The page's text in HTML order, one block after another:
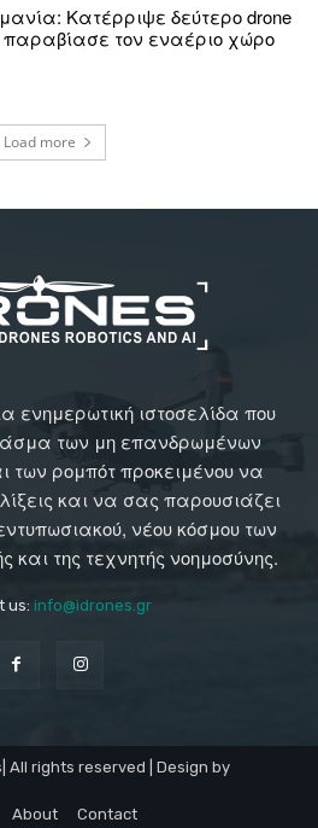
Κατέρριψε δεύτερο drone
παραβίασε τον εναέριο χώρο
Load more
ενημερωτική ιστοσελίδα που
των μη επανδρωμένων
των ρομπότ προκειμένου να
και να σας παρουσιάζει
νέου κόσμου των
και της τεχνητής νοημοσύνης.
us: info@idrones.gr
All rights reserved | Design by
About Contact